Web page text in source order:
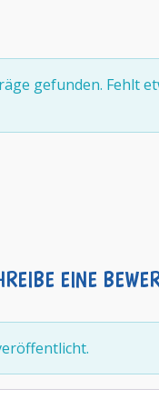
gefunden. Fehlt
EINE